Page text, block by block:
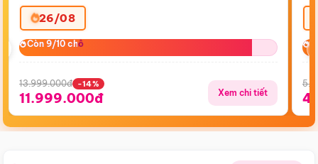
26/08
Còn 9/10 chỗ
Còn 9/10 chỗ
13.999.000đ -14%
11.999.000đ Xem chi tiết